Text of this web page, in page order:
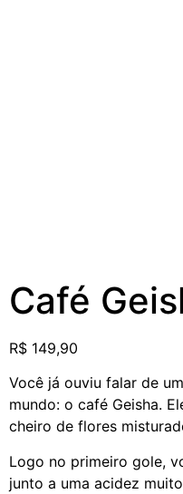
Café
R$ 149,90
Você já ouviu falar de
mundo: o café Geisha.
cheiro de flores
Logo no primeiro gole,
junto a uma acidez